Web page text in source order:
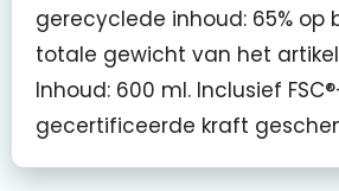
gerecyclede inhoud: 65% op
totale gewicht van het artikel.
Inhoud: 600 ml. Inclusief
gecertificeerde kraft